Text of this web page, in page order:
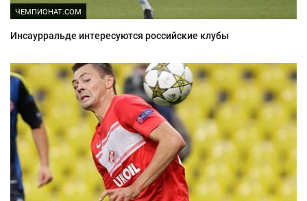
ЧЕМПИОНАТ.COM
Инсаурральде интересуются российские клубы